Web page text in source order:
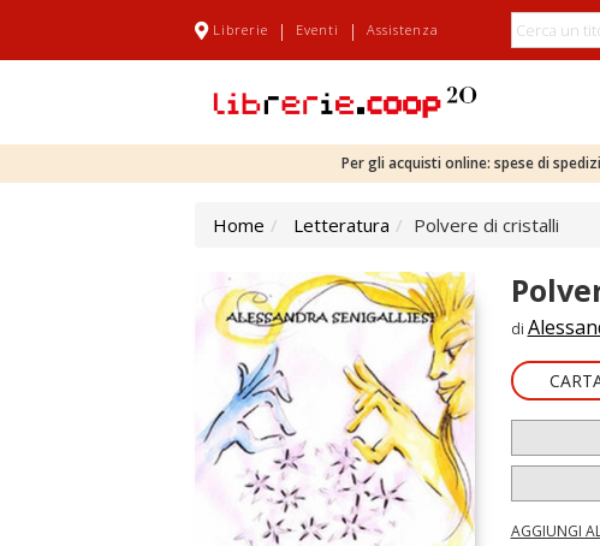
Librerie | Eventi | Assistenza
Per gli acquisti online: spese di
Home Letteratura Polvere di cristalli
di
AGGIUNGI